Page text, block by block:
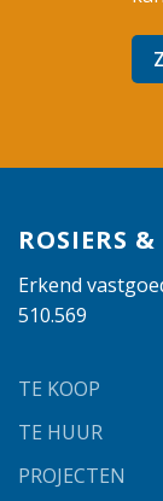
ROSIERS
Erkend
510.569
TE KOOP
TE HUUR
PROJECTEN